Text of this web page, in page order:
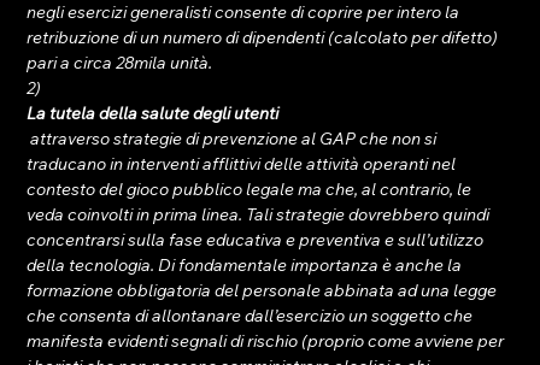
negli esercizi generalisti consente di coprire per intero la
retribuzione di un numero di dipendenti (calcolato per difetto)
pari a circa 28mila unità.
2)
La tutela della salute degli utenti
attraverso strategie di prevenzione al GAP che non si
traducano in interventi afflittivi delle attività operanti nel
contesto del gioco pubblico legale ma che, al contrario, le
veda coinvolti in prima linea. Tali strategie dovrebbero quindi
concentrarsi sulla fase educativa e preventiva e sull’utilizzo
della tecnologia. Di fondamentale importanza è anche la
formazione obbligatoria del personale abbinata ad una legge
che consenta di allontanare dall’esercizio un soggetto che
manifesta evidenti segnali di rischio (proprio come avviene per